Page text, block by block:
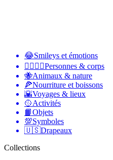
😂Smileys et émotions
👩‍❤️‍💋‍👨Personnes & corps
🐝Animaux & nature
🍕Nourriture et boissons
🌇Voyages & lieux
🥎Activités
📙Objets
💯Symboles
🇺🇸Drapeaux
Collections